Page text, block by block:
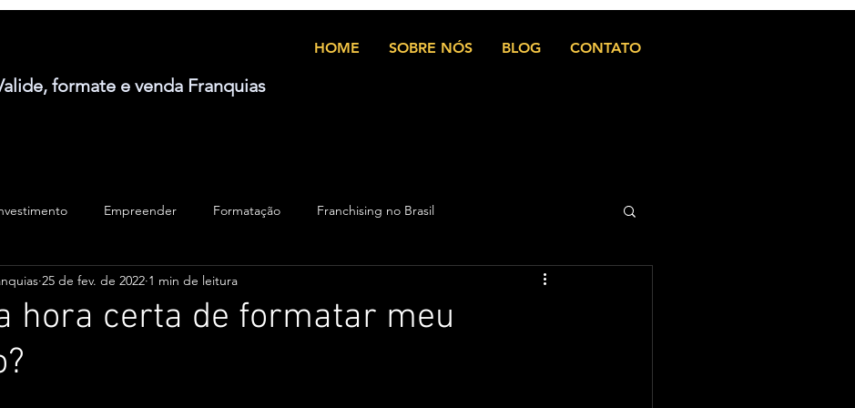
formate e venda Franquias
HOME SOBRE NÓS BLOG CONTATO
Empreender Formatação Franchising no Brasil
hora certa de formatar meu
25 de fev. de 2022 1 min de leitura